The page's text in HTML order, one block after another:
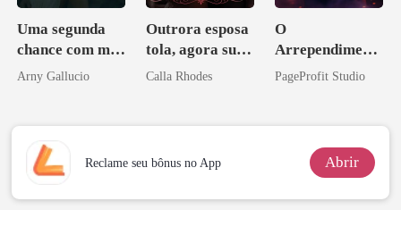
Uma segunda
chance com meu
amor bilionário
Arny Gallucio
Outrora esposa
tola, agora sua
obsessão eterna
Calla Rhodes
O
Arrependiment
o do Alfa:
Companheira
PageProfit Studio
Reclame seu bônus no App Abrir